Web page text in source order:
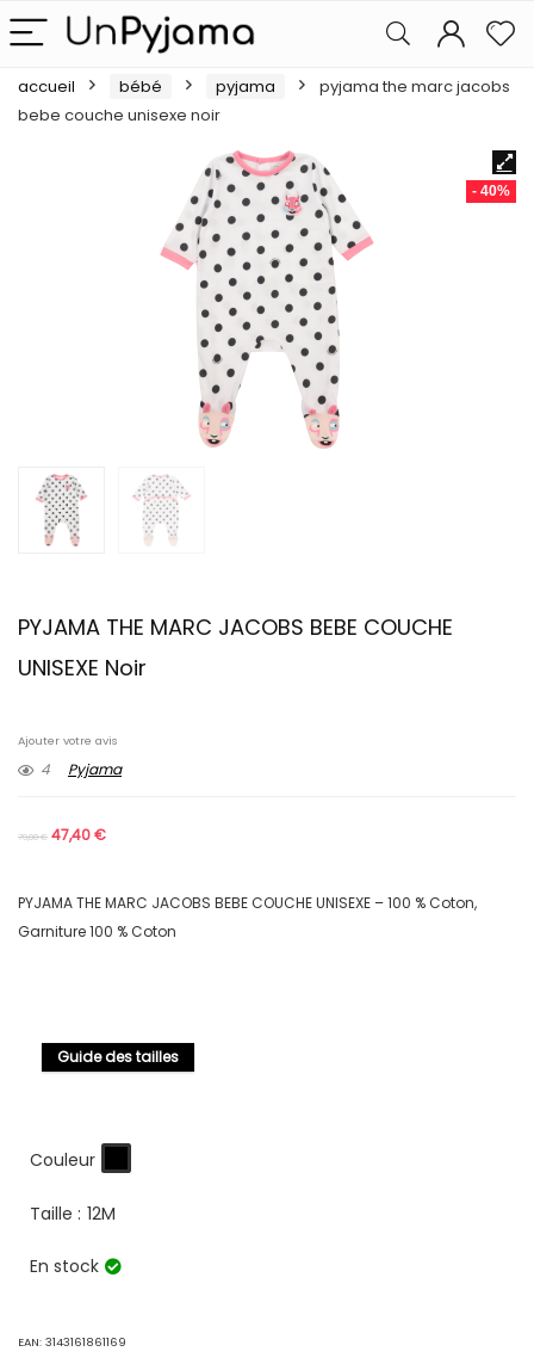
accueil bébé pyjama
pyjama the marc jacobs
bebe couche unisexe noir
- 40%
PYJAMA THE MARC JACOBS BEBE COUCHE
UNISEXE Noir
Ajouter votre avis
4 Pyjama
79,00€ 47,40€
PYJAMA THE MARC JACOBS BEBE COUCHE UNISEXE – 100 % Coton,
Garniture 100 % Coton
Guide des tailles
Couleur
Taille : 12M
En stock
EAN: 3143161861169